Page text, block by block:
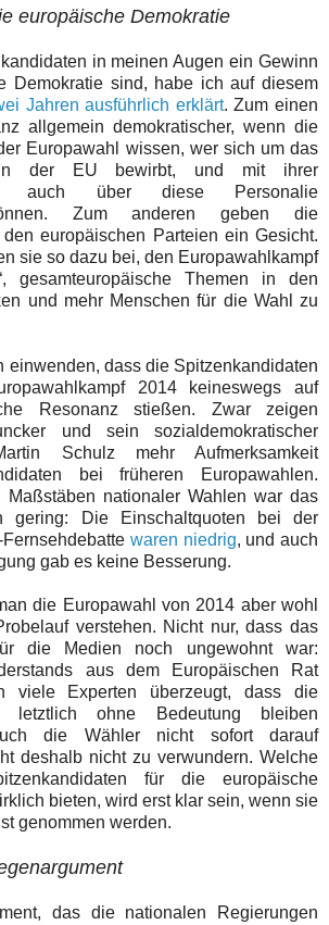
europäische Demokratie
in meinen Augen ein Gewinn
Demokratie sind, habe ich auf diesem
Jahren ausführlich erklärt. Zum einen
allgemein demokratischer, wenn die
Europawahl wissen, wer sich um das
der EU bewirbt, und mit ihrer
auch über diese Personalie
Zum anderen geben die
europäischen Parteien ein Gesicht.
sie so dazu bei, den Europawahlkampf
gesamteuropäische Themen in den
und mehr Menschen für die Wahl zu
einwenden, dass die Spitzenkandidaten
2014 keineswegs auf
Resonanz stießen. Zwar zeigen
und sein sozialdemokratischer
Schulz mehr Aufmerksamkeit
bei früheren Europawahlen.
Maßstäben nationaler Wahlen war das
gering: Die Einschaltquoten bei der
waren niedrig, und auch
gab es keine Besserung.
die Europawahl von 2014 aber wohl
verstehen. Nicht nur, dass das
die Medien noch ungewohnt war:
aus dem Europäischen Rat
viele Experten überzeugt, dass die
letztlich ohne Bedeutung bleiben
die Wähler nicht sofort darauf
deshalb nicht zu verwundern. Welche
für die europäische
bieten, wird erst klar sein, wenn sie
genommen werden.
das die nationalen Regierungen